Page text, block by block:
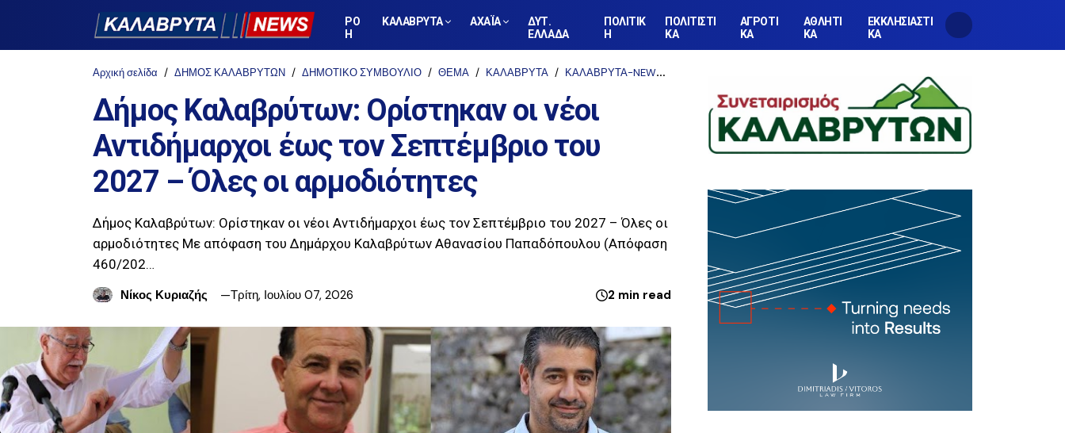
ΡΟ
Η
ΚΑΛΑΒΡΥΤΑ ΑΧΑΪΑ
ΔΥΤ.
ΕΛΛΑΔΑ
ΠΟΛΙΤΙΚ
Η
ΠΟΛΙΤΙΣΤΙ
ΚΑ
ΑΓΡΟΤΙ
ΚΑ
ΑΘΛΗΤΙ
ΚΑ
ΕΚΚΛΗΣΙΑΣΤΙ
ΚΑ
Αρχική σελίδα ΔΗΜΟΣ ΚΑΛΑΒΡΥΤΩΝ ΔΗΜΟΤΙΚΟ ΣΥΜΒΟΥΛΙΟ ΘΕΜΑ ΚΑΛΑΒΡΥΤΑ ΚΑΛΑΒΡΥΤΑ-NEWS
Δήμος Καλαβρύτων: Ορίστηκαν οι νέοι
Αντιδήμαρχοι έως τον Σεπτέμβριο του
2027 – Όλες οι αρμοδιότητες
Δήμος Καλαβρύτων: Ορίστηκαν οι νέοι Αντιδήμαρχοι έως τον Σεπτέμβριο του 2027 – Όλες οι
αρμοδιότητες Με απόφαση του Δημάρχου Καλαβρύτων Αθανασίου Παπαδόπουλου (Απόφαση
460/202…
Νίκος Κυριαζής
Τρίτη, Ιουλίου 07, 2026 2 min read